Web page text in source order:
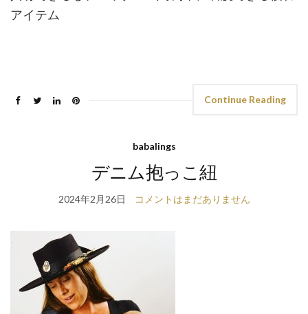
アイテム
Continue Reading
babalings
デニム抱っこ紐
2024年2月26日 コメントはまだありません